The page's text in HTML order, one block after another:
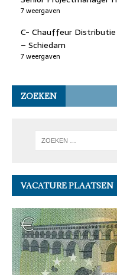
7 weergaven
C- Chauffeur Distributie
– Schiedam
7 weergaven
ZOEKEN
VACATURE PLAATSEN